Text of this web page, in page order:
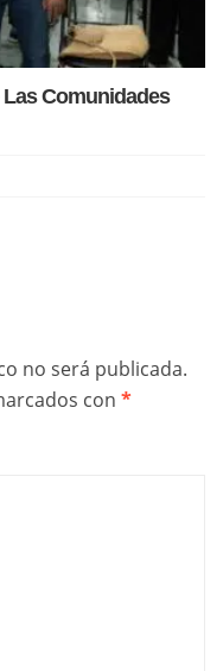
Comunidades
no será publicada.
con *